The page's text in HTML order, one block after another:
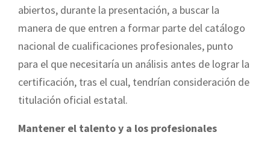
abiertos, durante la presentación, a buscar la
manera de que entren a formar parte del catálogo
nacional de cualificaciones profesionales, punto
para el que necesitaría un análisis antes de lograr la
certificación, tras el cual, tendrían consideración de
titulación oficial estatal.
Mantener el talento y a los profesionales